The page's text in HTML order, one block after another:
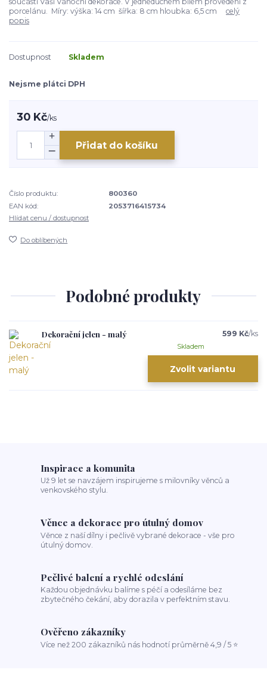
porcelánu. Míry: výška: 14 cm šířka: 8 cm hloubka: 6,5 cm celý
popis
Dostupnost Skladem
Nejsme plátci DPH
30 Kč/ks
Přidat do košíku
Číslo produktu:
800360
EAN kód:
2053716415734
Hlídat cenu / dostupnost
Do oblíbených
Podobné produkty
Dekorační jelen - malý 599 Kč/ks
Skladem
Zvolit variantu
Inspirace a komunita
Už 9 let se navzájem inspirujeme s milovníky věnců a
venkovského stylu.
Věnce a dekorace pro útulný domov
Věnce z naší dílny i pečlivě vybrané dekorace - vše pro
útulný domov.
Pečlivé balení a rychlé odeslání
Každou objednávku balíme s péčí a odesíláme bez
zbytečného čekání, aby dorazila v perfektním stavu.
Ověřeno zákazníky
Více než 200 zákazníků nás hodnotí průměrně 4,9 / 5 ⭐